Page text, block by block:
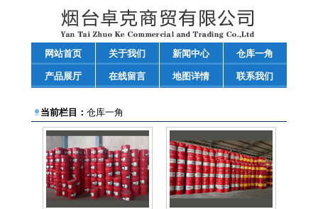
网站首页 关于我们 新闻中心 仓库一角
产品展厅 在线留言 地图详情 联系我们
当前栏目： 仓库一角